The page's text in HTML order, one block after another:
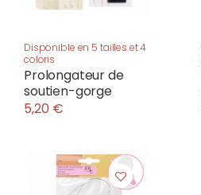
Disponible en 5 tailles et 4
coloris
Prolongateur de
soutien-gorge
5,20 €